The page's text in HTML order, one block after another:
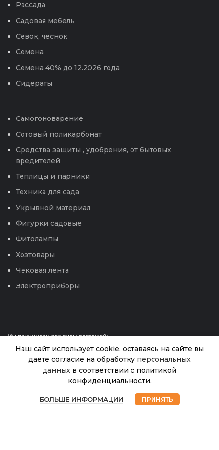
Рассада
Садовая мебель
Севок, чеснок
Семена
Семена 40% до 12.2026 года
Сидераты
Самогоноварение
Сотовый поликарбонат
Средства защиты , удобрения, от бытовых
вредителей
Теплицы и парники
Техника для сада
Укрывной материал
Фигурки садовые
Фитолампы
Хозтовары
Чековая лента
Электроприборы
Александрович
ИНН 420800180243 / ОГРНИП 304420530300327
Наш сайт использует cookie, оставаясь на сайте вы
даёте согласие на обработку персональных
данных в соответствии с политикой
конфиденциальности.
БОЛЬШЕ ИНФОРМАЦИИ ПРИНЯТЬ
Цв.Алиссум Меджик
микс (УД)
39.00 ₽
Нет в
Магазин Избранное Корзина Мой аккаунт